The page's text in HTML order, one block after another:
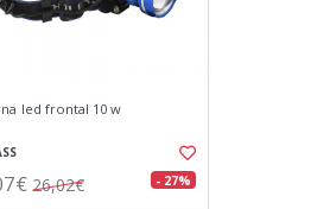
led frontal 10 w
26,02€ - 27%